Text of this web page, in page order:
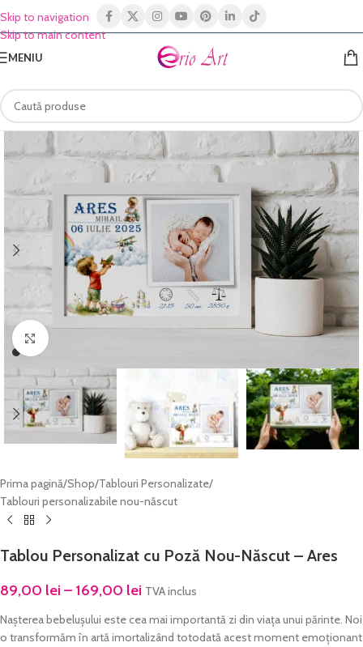
Skip to navigation
Skip to main content
MENIU
Click to enlarge
Prima pagină/Shop/Tablouri Personalizate/
Tablouri personalizabile nou-născut
Tablou Personalizat cu Poză Nou-Născut – Ares
89,00 lei – 169,00 lei TVA inclus
Nașterea bebelușului este cea mai importantă zi din viața unui părinte. Noi
o transformăm în artă imortalizând totodată acest moment emoționant